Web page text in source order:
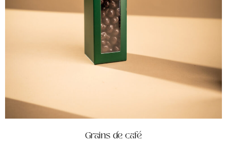
Grains de café